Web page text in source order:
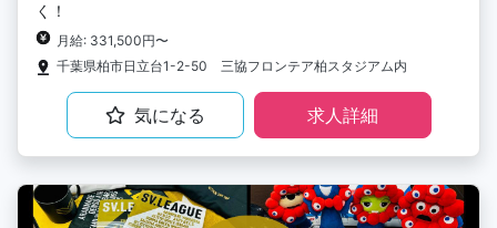
く！
月給: 331,500円〜
千葉県柏市日立台1-2-50 三協フロンテア柏スタジアム内
気になる 求人詳細